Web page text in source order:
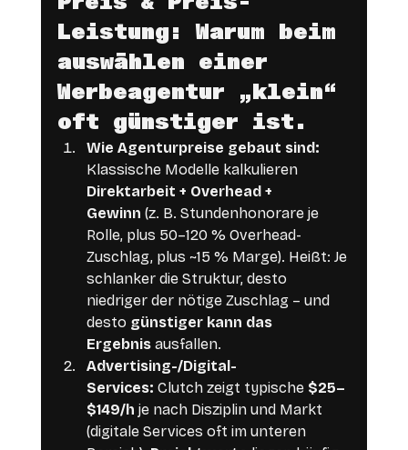
Leistung: Warum beim
auswählen einer
Werbeagentur „klein“
oft günstiger ist.
Wie Agenturpreise gebaut sind:
Klassische Modelle kalkulieren
Direktarbeit + Overhead +
Gewinn (z. B. Stundenhonorare je
Rolle, plus 50–120 % Overhead-
Zuschlag, plus ~15 % Marge). Heißt: Je
schlanker die Struktur, desto
niedriger der nötige Zuschlag – und
desto günstiger kann das
Ergebnis ausfallen.
Advertising-/Digital-
Services: Clutch zeigt typische $25–
$149/h je nach Disziplin und Markt
(digitale Services oft im unteren